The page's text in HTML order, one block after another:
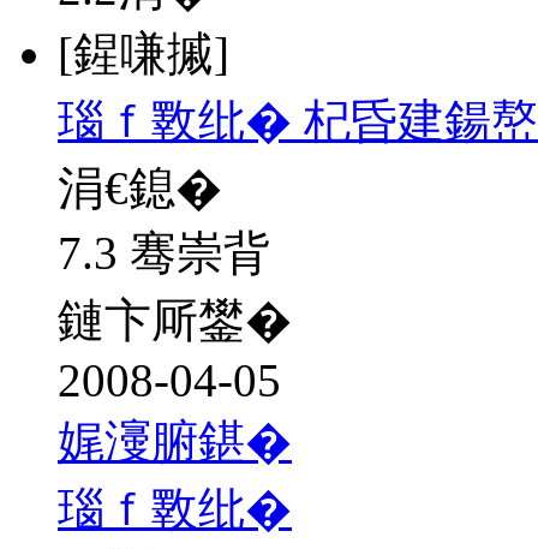
[鍟嗛摵]
瑙ｆ斁纰� 杞昏建鍚
涓€鎴�
7.3 骞崇背
鏈卞厛鐢�
2008-04-05
娓濅腑鍖�
瑙ｆ斁纰�